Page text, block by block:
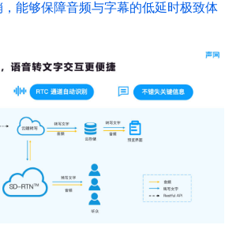
能够保障音频与字幕的低延时极致体